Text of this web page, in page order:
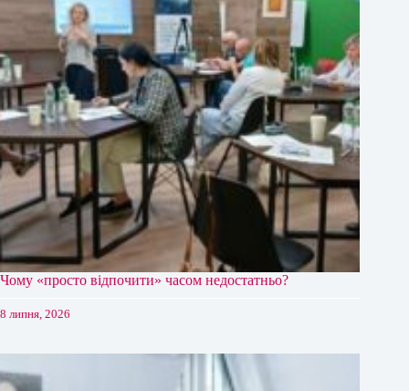
Чому «просто відпочити» часом недостатньо?
8 липня, 2026